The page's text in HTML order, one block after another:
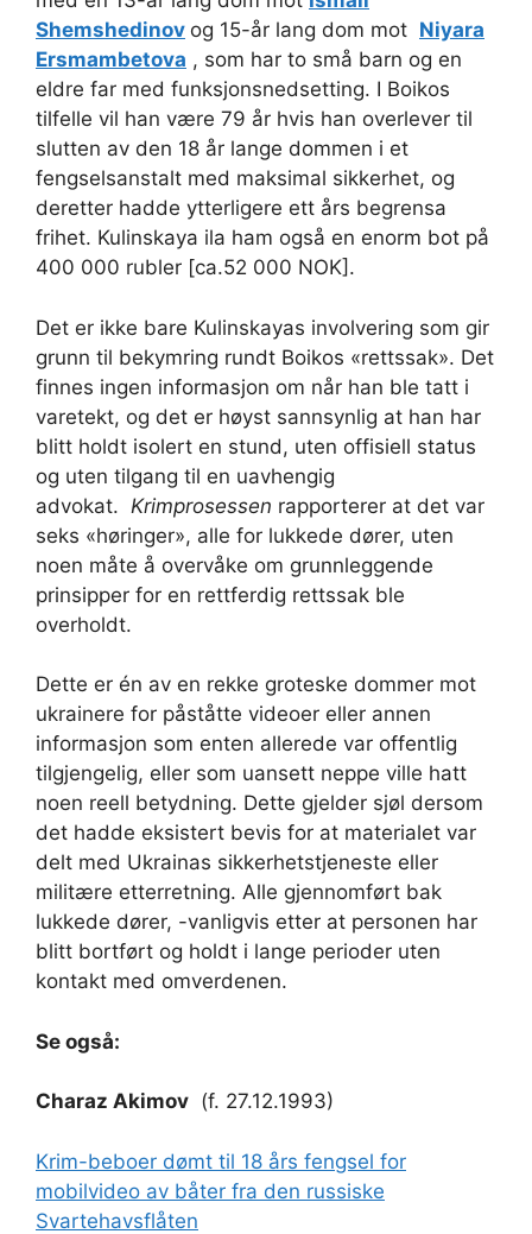
Shemshedinov og 15-år lang dom mot Niyara
Ersmambetova , som har to små barn og en
eldre far med funksjonsnedsetting. I Boikos
tilfelle vil han være 79 år hvis han overlever til
slutten av den 18 år lange dommen i et
fengselsanstalt med maksimal sikkerhet, og
deretter hadde ytterligere ett års begrensa
frihet. Kulinskaya ila ham også en enorm bot på
400 000 rubler [ca.52 000 NOK].
Det er ikke bare Kulinskayas involvering som gir
grunn til bekymring rundt Boikos «rettssak». Det
finnes ingen informasjon om når han ble tatt i
varetekt, og det er høyst sannsynlig at han har
blitt holdt isolert en stund, uten offisiell status
og uten tilgang til en uavhengig
advokat. Krimprosessen rapporterer at det var
seks «høringer», alle for lukkede dører, uten
noen måte å overvåke om grunnleggende
prinsipper for en rettferdig rettssak ble
overholdt.
Dette er én av en rekke groteske dommer mot
ukrainere for påståtte videoer eller annen
informasjon som enten allerede var offentlig
tilgjengelig, eller som uansett neppe ville hatt
noen reell betydning. Dette gjelder sjøl dersom
det hadde eksistert bevis for at materialet var
delt med Ukrainas sikkerhetstjeneste eller
militære etterretning. Alle gjennomført bak
lukkede dører, -vanligvis etter at personen har
blitt bortført og holdt i lange perioder uten
kontakt med omverdenen.
Se også:
Charaz Akimov (f. 27.12.1993)
Krim-beboer dømt til 18 års fengsel for
mobilvideo av båter fra den russiske
Svartehavsflåten